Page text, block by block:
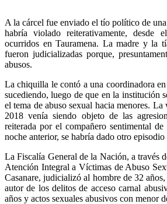
A la cárcel fue enviado el tío político de
habría violado reiterativamente, desde
ocurridos en Tauramena. La madre y la
fueron judicializadas porque,
abusos.
La chiquilla le contó a una coordinadora
sucediendo, luego de que en la institución
el tema de abuso sexual hacia menores.
2018 venía siendo objeto de las
reiterada por el compañero sentimental
noche anterior, se habría dado otro episodio
La Fiscalía General de la Nación, a través
Atención Integral a Víctimas de Abuso
Casanare, judicializó al hombre de 32
autor de los delitos de acceso carnal
años y actos sexuales abusivos con menor